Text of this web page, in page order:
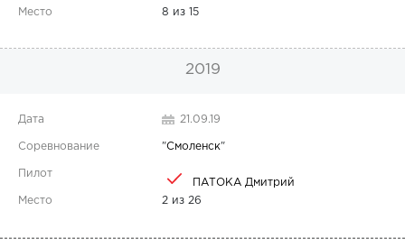
8 из 15
2019
21.09.19
"Смоленск"
ПАТОКА Дмитрий
2 из 26